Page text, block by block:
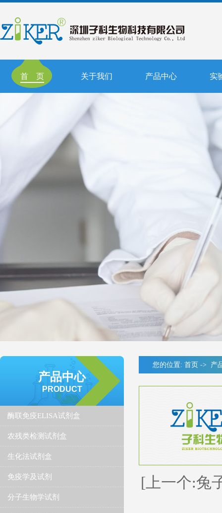
首 页 关于我们 产品中心 实
产品中心
PRODUCT
酶联免疫ELISA试剂盒
农残类检测试剂盒
生化法试剂盒
免疫学及试剂
分子生物学试剂
您的位置: 首页 -> 产
[上一个:兔